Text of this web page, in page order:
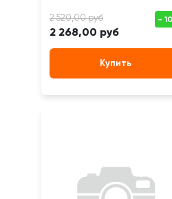
2 268,00 руб
Купить